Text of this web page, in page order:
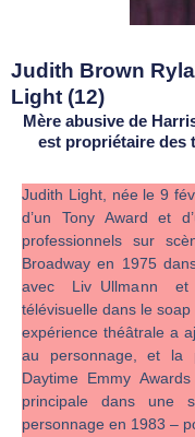
Judith Brown
Light (12)
Mère abusive de
est propriétaire des
Judith Light, née le 9
d’un Tony Award et
professionnels sur
Broadway en 1975
avec Liv Ullmann et
télévisuelle dans le
expérience théâtrale a
au personnage, et la
Daytime Emmy
principale dans une
personnage en 1983 –